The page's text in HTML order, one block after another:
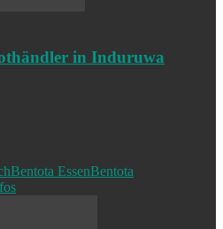
in Induruwa
Bentota EssenBentota